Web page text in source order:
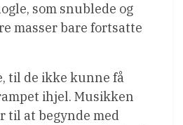
som snublede og
masser bare fortsatte
til de ikke kunne få
ihjel. Musikken
til at begynde med